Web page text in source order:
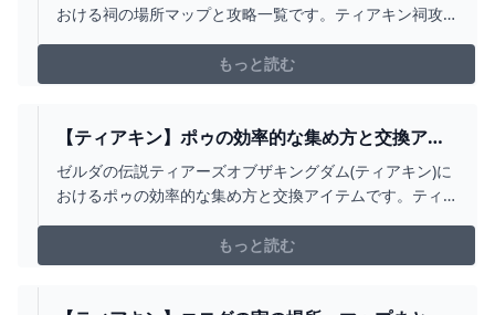
ム】
おける祠の場所マップと攻略一覧です。ティアキン祠攻
もっと読む
【ティアキン】ポゥの効率的な集め方と交換アイ
テム【ゼルダの伝説ティアーズオブザキングダ
ム】
ゼルダの伝説ティアーズオブザキングダム(ティアキン)に
おけるポゥの効率的な集め方と交換アイテムです。ティ
など、使い道について掲載しています。
もっと読む